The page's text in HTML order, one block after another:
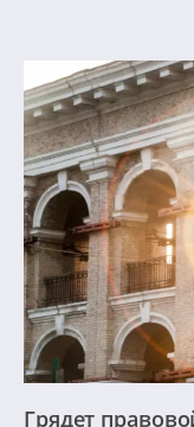
Грядет